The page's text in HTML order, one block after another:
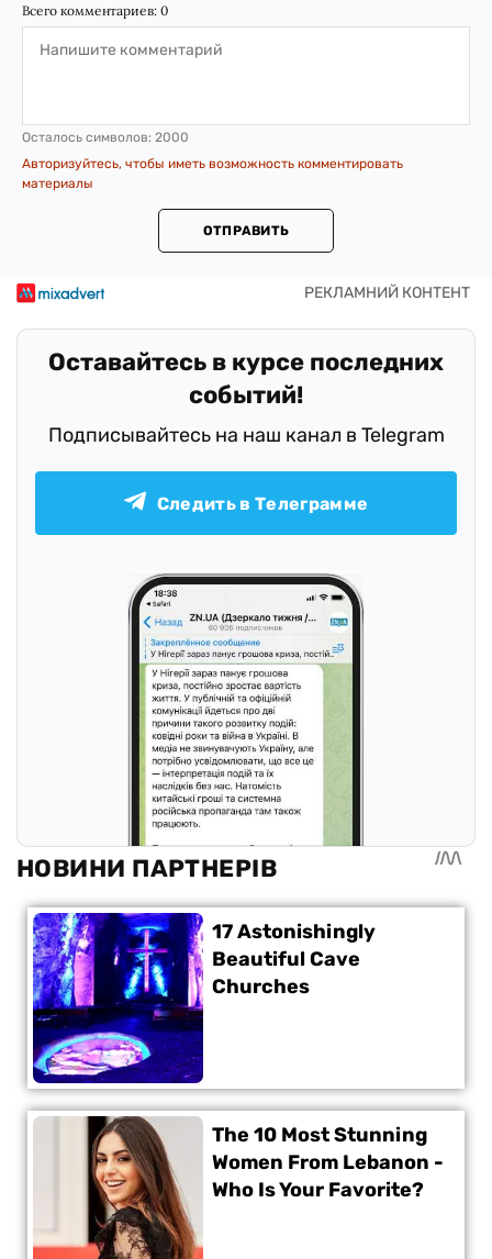
Всего комментариев: 0
Осталось символов: 2000
Авторизуйтесь, чтобы иметь возможность комментировать
материалы
ОТПРАВИТЬ
Оставайтесь в курсе последних
событий!
Подписывайтесь на наш канал в Telegram
Следить в Телеграмме